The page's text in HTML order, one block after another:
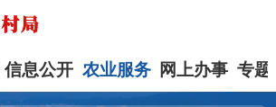
信息公开 农业服务 网上办事 专题